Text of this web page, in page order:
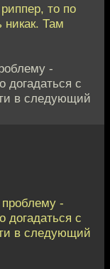
то по
никак. Там
-
догадаться с
в следующий
-
догадаться с
в следующий